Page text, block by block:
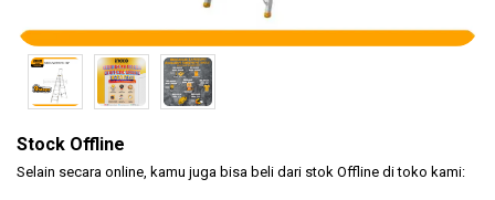
Stock Offline
Selain secara online, kamu juga bisa beli dari stok Offline di toko kami:
Tools